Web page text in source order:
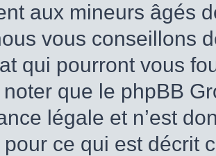
aux mineurs âgés
vous conseillons
qui pourront vous
que le phpBB
légale et n’est
ce qui est décrit